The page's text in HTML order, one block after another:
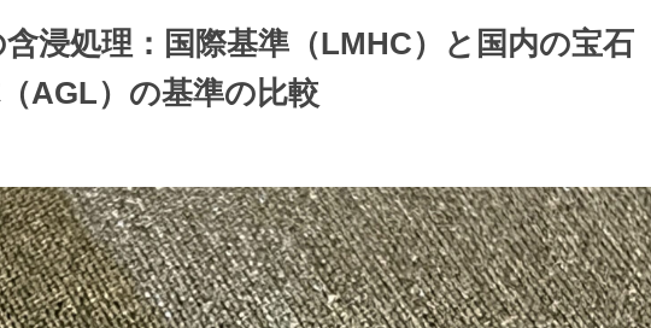
浸処理：国際基準（LMHC）と国内の宝石
AGL）の基準の比較